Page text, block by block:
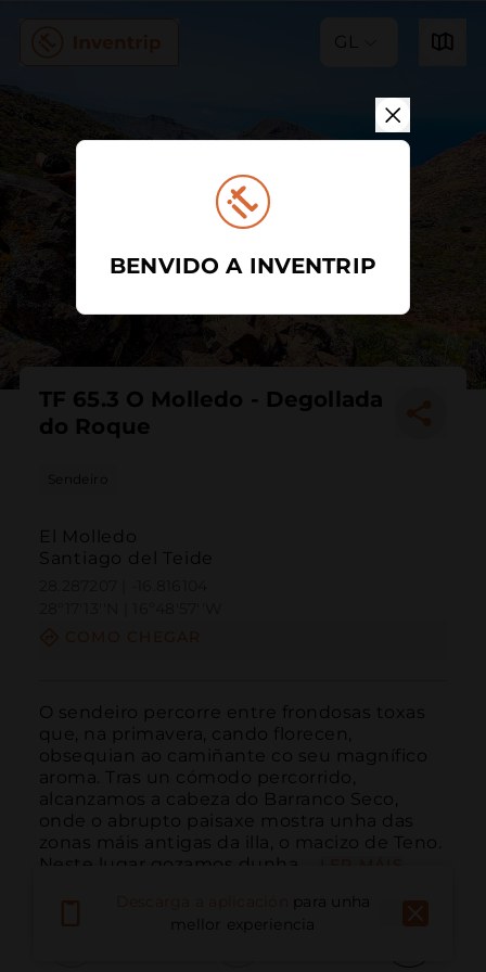
GL
TF 65.3 O Molledo - Degollada
do Roque
Sendeiro
El Molledo
Santiago del Teide
O sendeiro percorre entre frondosas toxas
que, na primavera, cando florecen,
obsequian ao camiñante co seu magnífico
aroma. Tras un cómodo percorrido,
alcanzamos a cabeza do Barranco Seco,
onde o abrupto paisaxe mostra unha das
zonas máis antigas da illa, o macizo de Teno.
Neste lugar gozamos dunha ...
para unha
mellor experiencia
BENVIDO A INVENTRIP